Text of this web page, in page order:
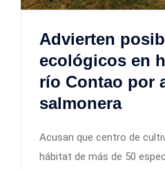
Advierten
ecológicos en
río Contao por
salmonera
Acusan que centro de
hábitat de más de 50